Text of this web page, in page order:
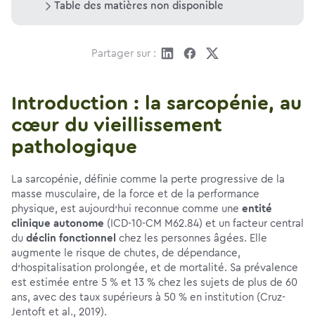
Table des matières non disponible
Partager sur :
Introduction : la sarcopénie, au
cœur du vieillissement
pathologique
La sarcopénie, définie comme la perte progressive de la
masse musculaire, de la force et de la performance
physique, est aujourd’hui reconnue comme une entité
clinique autonome (ICD-10-CM M62.84) et un facteur central
du déclin fonctionnel chez les personnes âgées. Elle
augmente le risque de chutes, de dépendance,
d’hospitalisation prolongée, et de mortalité. Sa prévalence
est estimée entre 5 % et 13 % chez les sujets de plus de 60
ans, avec des taux supérieurs à 50 % en institution (Cruz-
Jentoft et al., 2019).